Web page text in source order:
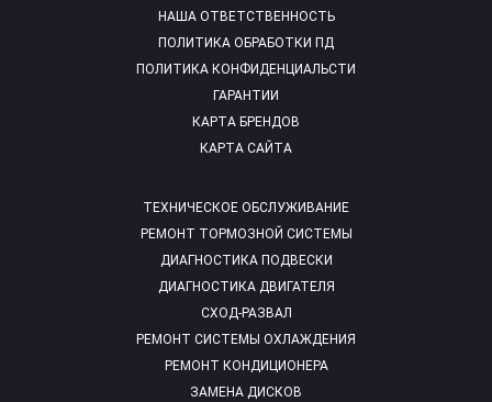
ТЕХНИЧЕСКОЕ ОБСЛУЖИВАНИЕ
РЕМОНТ ТОРМОЗНОЙ СИСТЕМЫ
ДИАГНОСТИКА ПОДВЕСКИ
ДИАГНОСТИКА ДВИГАТЕЛЯ
СХОД-РАЗВАЛ
РЕМОНТ СИСТЕМЫ ОХЛАЖДЕНИЯ
РЕМОНТ КОНДИЦИОНЕРА
ЗАМЕНА ДИСКОВ
НАША ОТВЕТСТВЕННОСТЬ
ПОЛИТИКА ОБРАБОТКИ ПД
ПОЛИТИКА КОНФИДЕНЦИАЛЬСТИ
ГАРАНТИИ
КАРТА БРЕНДОВ
КАРТА САЙТА